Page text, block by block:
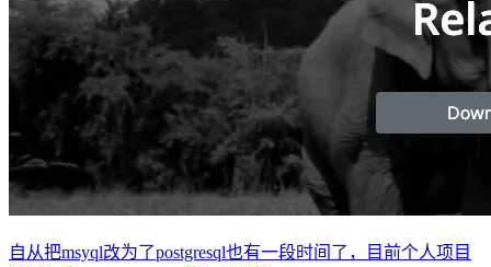
自从把msyql改为了postgresql也有一段时间了，目前个人项目